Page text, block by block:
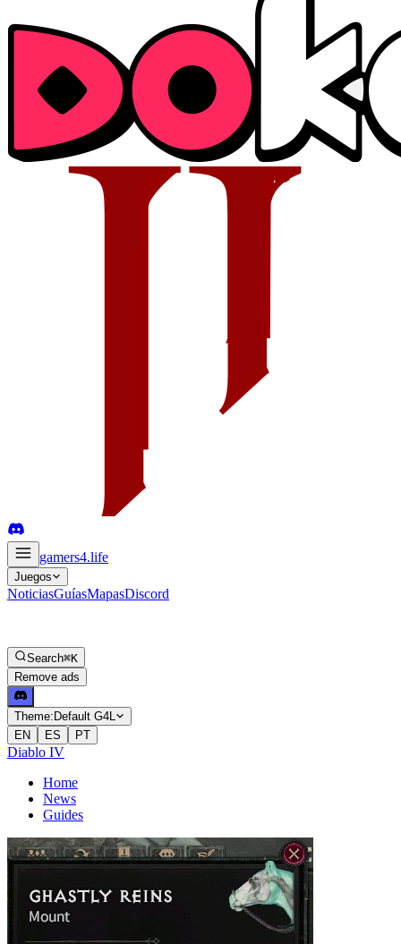
gamers4.life
Juegos
NoticiasGuíasMapasDiscord
Search⌘K
Remove ads
Theme: Default G4L
EN
ES PT
Diablo IV
Home
News
Guides